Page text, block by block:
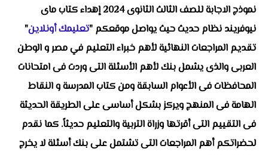
نموذج الاجابة للصف الثالث الثانوى 2024 إهداء كتاب ماى
نيوفريند نظام حديث حيث يواصل موقعكم "تعليمك أونلاين"
تقديم المراجعات النهائية لأهم خبراء التعليم في مصر و الوطن
العربى والذى يشمل بنك لأهم الأسئلة التى وردت فى امتحانات
المحافظات فى الأعوام السابقة ومن كتاب المدرسة و النقاط
الهامة فى المنهج ويركز بشكل أساسى على الطريقة الحديثة
فى التقييم التى أقرتها وزراة التربية والتعليم حديثاً. كما نقدم
لحضراتكم أهم المراجعات التى تشتمل على بنك أسئلة لا يخرج